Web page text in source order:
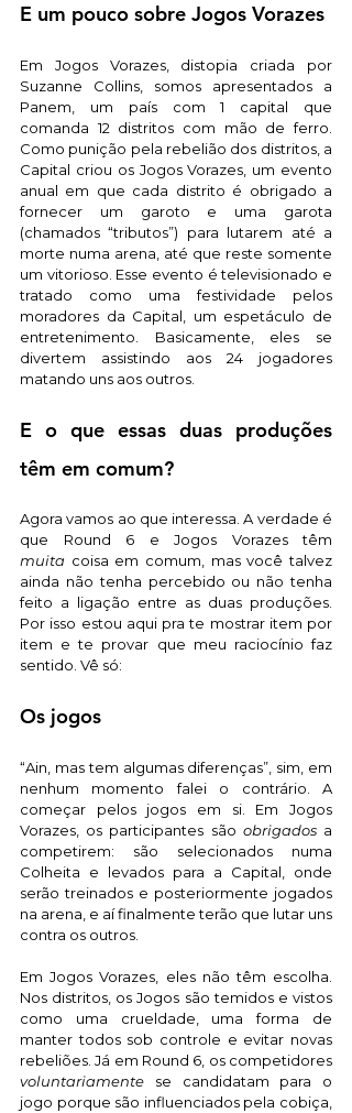
E um pouco sobre Jogos Vorazes
Em Jogos Vorazes, distopia criada por
Suzanne Collins, somos apresentados a
Panem, um país com 1 capital que
comanda 12 distritos com mão de ferro.
Como punição pela rebelião dos distritos, a
Capital criou os Jogos Vorazes, um evento
anual em que cada distrito é obrigado a
fornecer um garoto e uma garota
(chamados “tributos”) para lutarem até a
morte numa arena, até que reste somente
um vitorioso. Esse evento é televisionado e
tratado como uma festividade pelos
moradores da Capital, um espetáculo de
entretenimento. Basicamente, eles se
divertem assistindo aos 24 jogadores
matando uns aos outros.
E o que essas duas produções
têm em comum?
Agora vamos ao que interessa. A verdade é
muita coisa em comum, mas você talvez
ainda não tenha percebido ou não tenha
feito a ligação entre as duas produções.
Por isso estou aqui pra te mostrar item por
item e te provar que meu raciocínio faz
sentido. Vê só:
Os jogos
“Ain, mas tem algumas diferenças”, sim, em
nenhum momento falei o contrário. A
começar pelos jogos em si. Em Jogos
Vorazes, os participantes são obrigados a
competirem: são selecionados numa
Colheita e levados para a Capital, onde
serão treinados e posteriormente jogados
na arena, e aí finalmente terão que lutar uns
contra os outros.
Em Jogos Vorazes, eles não têm escolha.
Nos distritos, os Jogos são temidos e vistos
como uma crueldade, uma forma de
manter todos sob controle e evitar novas
voluntariamente se candidatam para o
jogo porque são influenciados pela cobiça,